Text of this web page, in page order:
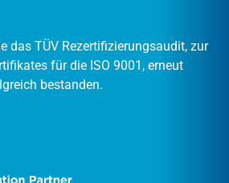
das TÜV Rezertifizierungsaudit, zur
für die ISO 9001, erneut
bestanden.